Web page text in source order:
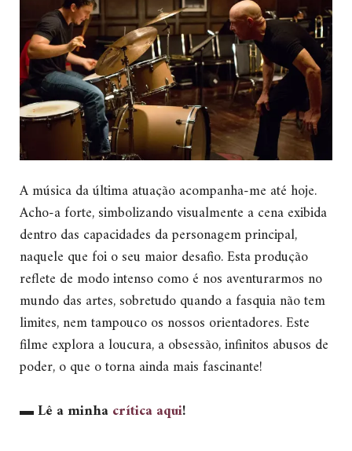
A música da última atuação acompanha-me até hoje.
Acho-a forte, simbolizando visualmente a cena exibida
dentro das capacidades da personagem principal,
naquele que foi o seu maior desafio. Esta produção
reflete de modo intenso como é nos aventurarmos no
mundo das artes, sobretudo quando a fasquia não tem
limites, nem tampouco os nossos orientadores. Este
filme explora a loucura, a obsessão, infinitos abusos de
poder, o que o torna ainda mais fascinante!
▬Lê a minhacrítica aqui!